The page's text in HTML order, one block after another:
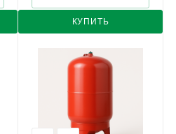
КУПИТЬ